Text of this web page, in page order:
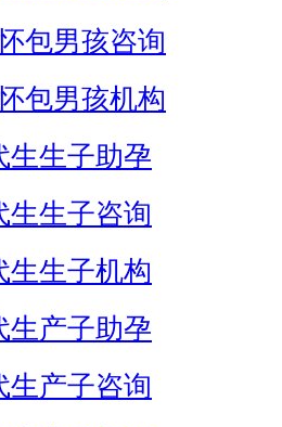
包男孩咨询
包男孩机构
生生子助孕
生生子咨询
生生子机构
生产子助孕
生产子咨询